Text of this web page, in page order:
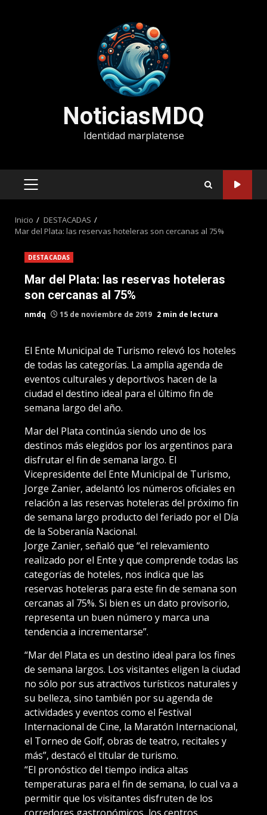
NoticiasMDQ
Identidad marplatense
MENÚ
Inicio
DESTACADAS
Mar del Plata: las reservas hoteleras son cercanas al 75%
DESTACADAS
Mar del Plata: las reservas hoteleras
son cercanas al 75%
nmdq 15 de noviembre de 2019 2 min de lectura
El Ente Municipal de Turismo relevó los hoteles
de todas las categorías. La amplia agenda de
eventos culturales y deportivos hacen de la
ciudad el destino ideal para el último fin de
semana largo del año.
Mar del Plata continúa siendo uno de los
destinos más elegidos por los argentinos para
disfrutar el fin de semana largo. El
Vicepresidente del Ente Municipal de Turismo,
Jorge Zanier, adelantó los números oficiales en
relación a las reservas hoteleras del próximo fin
de semana largo producto del feriado por el Día
de la Soberanía Nacional.
Jorge Zanier, señaló que “el relevamiento
realizado por el Ente y que comprende todas las
categorías de hoteles, nos indica que las
reservas hoteleras para este fin de semana son
cercanas al 75%. Si bien es un dato provisorio,
representa un buen número y marca una
tendencia a incrementarse”.
“Mar del Plata es un destino ideal para los fines
de semana largos. Los visitantes eligen la ciudad
no sólo por sus atractivos turísticos naturales y
su belleza, sino también por su agenda de
actividades y eventos como el Festival
Internacional de Cine, la Maratón Internacional,
el Torneo de Golf, obras de teatro, recitales y
más”, destacó el titular de turismo.
“El pronóstico del tiempo indica altas
temperaturas para el fin de semana, lo cual va a
permitir que los visitantes disfruten de los